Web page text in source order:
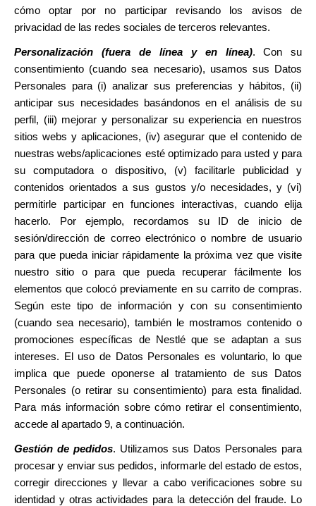
cómo optar por no participar revisando los avisos de
privacidad de las redes sociales de terceros relevantes.
Personalización (fuera de línea y en línea).
Con su
consentimiento (cuando sea necesario), usamos sus Datos
Personales para (i) analizar sus preferencias y hábitos, (ii)
anticipar sus necesidades basándonos en el análisis de su
perfil, (iii) mejorar y personalizar su experiencia en nuestros
sitios webs y aplicaciones, (iv) asegurar que el contenido de
nuestras webs/aplicaciones esté optimizado para usted y para
su computadora o dispositivo, (v) facilitarle publicidad y
contenidos orientados a sus gustos y/o necesidades, y (vi)
permitirle participar en funciones interactivas, cuando elija
hacerlo. Por ejemplo, recordamos su ID de inicio de
sesión/dirección de correo electrónico o nombre de usuario
para que pueda iniciar rápidamente la próxima vez que visite
nuestro sitio o para que pueda recuperar fácilmente los
elementos que colocó previamente en su carrito de compras.
Según este tipo de información y con su consentimiento
(cuando sea necesario), también le mostramos contenido o
promociones específicas de Nestlé que se adaptan a sus
intereses. El uso de Datos Personales es voluntario, lo que
implica que puede oponerse al tratamiento de sus Datos
Personales (o retirar su consentimiento) para esta finalidad.
Para más información sobre cómo retirar el consentimiento,
accede al apartado 9, a continuación.
Gestión de pedidos. Utilizamos sus Datos Personales para
procesar y enviar sus pedidos, informarle del estado de estos,
corregir direcciones y llevar a cabo verificaciones sobre su
identidad y otras actividades para la detección del fraude. Lo